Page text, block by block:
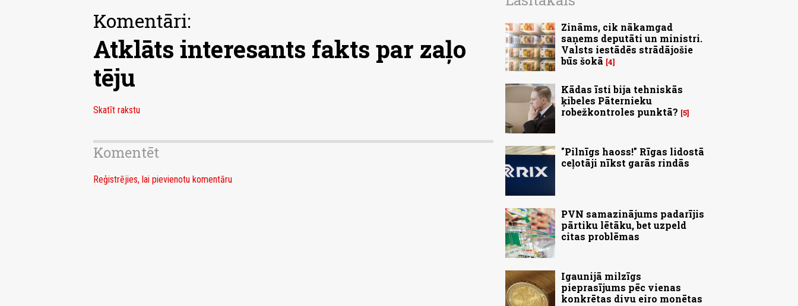
Komentāri:
Atklāts interesants fakts par zaļo
tēju
Skatīt rakstu
Komentēt
Reģistrējies, lai pievienotu komentāru
Zināms, cik nākamgad
saņems deputāti un ministri.
Valsts iestādēs strādājošie
būs šokā 4
Kādas īsti bija tehniskās
ķibeles Pāternieku
robežkontroles punktā? 5
"Pilnīgs haoss!" Rīgas lidostā
ceļotāji nīkst garās rindās
PVN samazinājums padarījis
pārtiku lētāku, bet uzpeld
citas problēmas
Igaunijā milzīgs
pieprasījums pēc vienas
konkrētas divu eiro monētas